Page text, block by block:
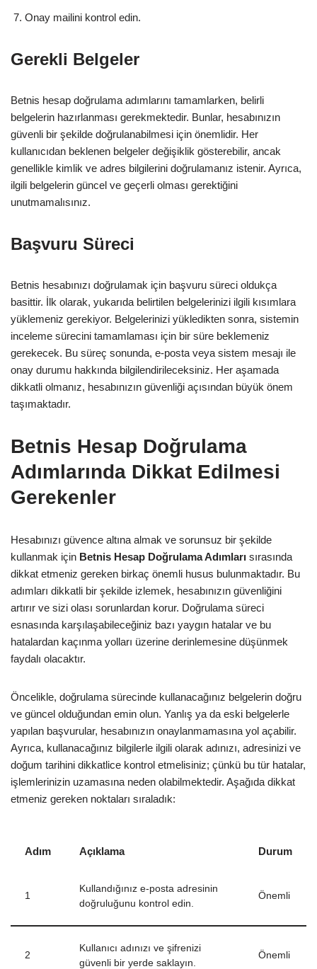
Onay mailini kontrol edin.
Gerekli Belgeler
Betnis hesap doğrulama adımlarını tamamlarken, belirli
belgelerin hazırlanması gerekmektedir. Bunlar, hesabınızın
güvenli bir şekilde doğrulanabilmesi için önemlidir. Her
kullanıcıdan beklenen belgeler değişiklik gösterebilir, ancak
genellikle kimlik ve adres bilgilerini doğrulamanız istenir. Ayrıca,
ilgili belgelerin güncel ve geçerli olması gerektiğini
unutmamalısınız.
Başvuru Süreci
Betnis hesabınızı doğrulamak için başvuru süreci oldukça
basittir. İlk olarak, yukarıda belirtilen belgelerinizi ilgili kısımlara
yüklemeniz gerekiyor. Belgelerinizi yükledikten sonra, sistemin
inceleme sürecini tamamlaması için bir süre beklemeniz
gerekecek. Bu süreç sonunda, e-posta veya sistem mesajı ile
onay durumu hakkında bilgilendirileceksiniz. Her aşamada
dikkatli olmanız, hesabınızın güvenliği açısından büyük önem
taşımaktadır.
Betnis Hesap Doğrulama
Adımlarında Dikkat Edilmesi
Gerekenler
Hesabınızı güvence altına almak ve sorunsuz bir şekilde
kullanmak için Betnis Hesap Doğrulama Adımları sırasında
dikkat etmeniz gereken birkaç önemli husus bulunmaktadır. Bu
adımları dikkatli bir şekilde izlemek, hesabınızın güvenliğini
artırır ve sizi olası sorunlardan korur. Doğrulama süreci
esnasında karşılaşabileceğiniz bazı yaygın hatalar ve bu
hatalardan kaçınma yolları üzerine derinlemesine düşünmek
faydalı olacaktır.
Öncelikle, doğrulama sürecinde kullanacağınız belgelerin doğru
ve güncel olduğundan emin olun. Yanlış ya da eski belgelerle
yapılan başvurular, hesabınızın onaylanmamasına yol açabilir.
Ayrıca, kullanacağınız bilgilerle ilgili olarak adınızı, adresinizi ve
doğum tarihini dikkatlice kontrol etmelisiniz; çünkü bu tür hatalar,
işlemlerinizin uzamasına neden olabilmektedir. Aşağıda dikkat
etmeniz gereken noktaları sıraladık:
Adım Açıklama Durum
1
Kullandığınız e-posta adresinin
doğruluğunu kontrol edin.
Önemli
2
Kullanıcı adınızı ve şifrenizi
güvenli bir yerde saklayın.
Önemli